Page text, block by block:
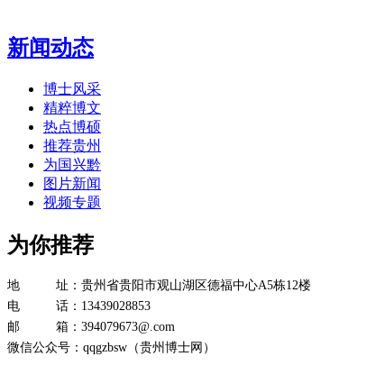
新闻动态
博士风采
精粹博文
热点博硕
推荐贵州
为国兴黔
图片新闻
视频专题
为你推荐
地 址：贵州省贵阳市观山湖区德福中心A5栋12楼
电 话：13439028853
邮 箱：394079673@.com
微信公众号：qqgzbsw（贵州博士网）